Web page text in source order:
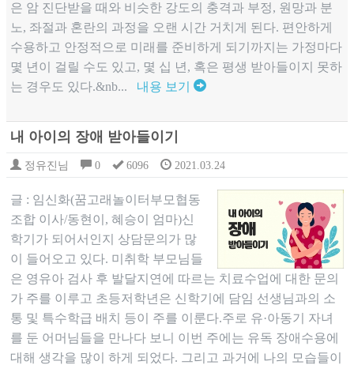
은 암 진단받을 때와 비슷한 강도의 충격과 부정, 원망과 분
노, 좌절과 혼란의 과정을 오랜 시간 거치게 된다. 편안하게
수용하고 안정적으로 미래를 준비하게 되기까지는 가정마다
몇 년이 걸릴 수도 있고, 몇 십 년, 혹은 평생 받아들이지 못하
는 경우도 있다.&nb... 내용 보기
내 아이의 장애 받아들이기
정유진님 0 6096 2021.03.24
글 : 임신화(꿈고래놀이터부모협동
조합 이사/동현이, 혜승이 엄마)신
학기가 되어서인지 상담문의가 많
이 들어오고 있다. 미취학 부모님들
은 영유아 검사 후 발달지연에 따르는 치료수업에 대한 문의
가 주를 이루고 초등저학년은 신학기에 담임 선생님과의 소
통 및 특수학급 배치 등이 주를 이룬다.주로 유·아동기 자녀
를 둔 어머님들을 만나다 보니 이번 주에는 유독 장애수용에
대해 생각을 많이 하게 되었다. 그리고 과거에 나의 모습들이